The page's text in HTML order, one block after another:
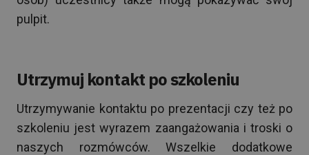
pulpit.
Utrzymuj kontakt po szkoleniu
Utrzymywanie kontaktu po prezentacji czy też po
szkoleniu jest wyrazem zaangażowania i troski o
naszych rozmówców. Wszelkie dodatkowe